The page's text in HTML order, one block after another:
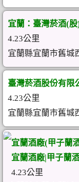
宜蘭：臺灣菸酒(
4.23公里
宜蘭縣宜蘭市舊城
臺灣菸酒股份有限
4.23公里
宜蘭縣宜蘭市舊城
宜蘭酒廠(甲子蘭
宜蘭酒廠|甲子蘭
4.23公里